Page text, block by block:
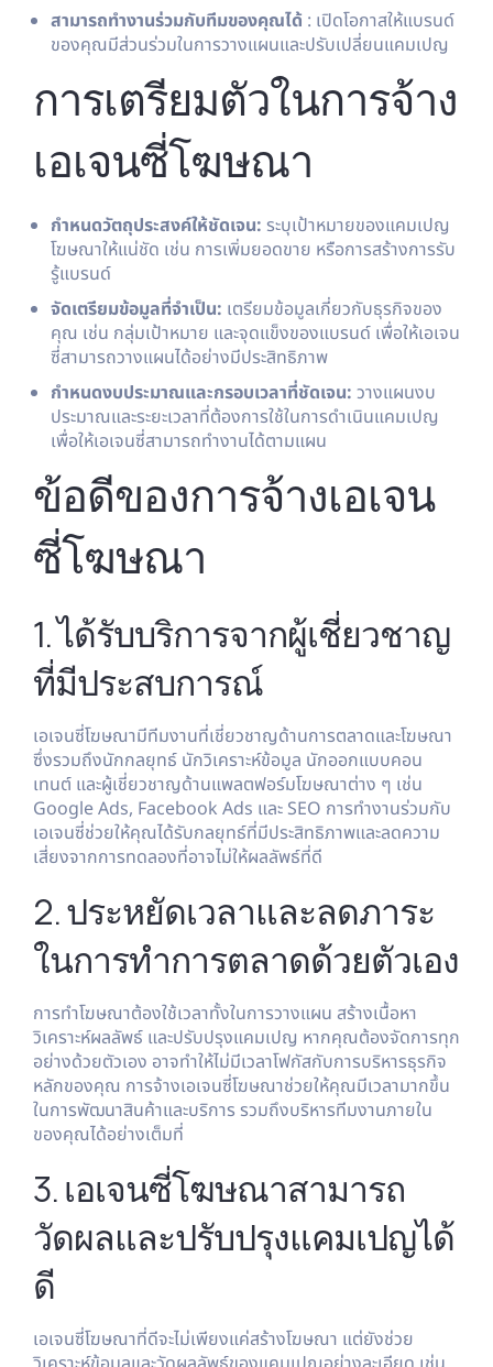
สามารถทำงานร่วมกับทีมของคุณได้ : เปิดโอกาสให้แบรนด์
ของคุณมีส่วนร่วมในการวางแผนและปรับเปลี่ยนแคมเปญ
การเตรียมตัวในการจ้าง
เอเจนซี่โฆษณา
กำหนดวัตถุประสงค์ให้ชัดเจน: ระบุเป้าหมายของแคมเปญ
โฆษณาให้แน่ชัด เช่น การเพิ่มยอดขาย หรือการสร้างการรับ
รู้แบรนด์
จัดเตรียมข้อมูลที่จำเป็น: เตรียมข้อมูลเกี่ยวกับธุรกิจของ
คุณ เช่น กลุ่มเป้าหมาย และจุดแข็งของแบรนด์ เพื่อให้เอเจน
ซี่สามารถวางแผนได้อย่างมีประสิทธิภาพ
กำหนดงบประมาณและกรอบเวลาที่ชัดเจน: วางแผนงบ
ประมาณและระยะเวลาที่ต้องการใช้ในการดำเนินแคมเปญ
เพื่อให้เอเจนซี่สามารถทำงานได้ตามแผน
ข้อดีของการจ้างเอเจน
ซี่โฆษณา
1. ได้รับบริการจากผู้เชี่ยวชาญ
ที่มีประสบการณ์
เอเจนซี่โฆษณามีทีมงานที่เชี่ยวชาญด้านการตลาดและโฆษณา
ซึ่งรวมถึงนักกลยุทธ์ นักวิเคราะห์ข้อมูล นักออกแบบคอน
เทนต์ และผู้เชี่ยวชาญด้านแพลตฟอร์มโฆษณาต่าง ๆ เช่น
Google Ads, Facebook Ads และ SEO การทำงานร่วมกับ
เอเจนซี่ช่วยให้คุณได้รับกลยุทธ์ที่มีประสิทธิภาพและลดความ
เสี่ยงจากการทดลองที่อาจไม่ให้ผลลัพธ์ที่ดี
2. ประหยัดเวลาและลดภาระ
ในการทำการตลาดด้วยตัวเอง
การทำโฆษณาต้องใช้เวลาทั้งในการวางแผน สร้างเนื้อหา
วิเคราะห์ผลลัพธ์ และปรับปรุงแคมเปญ หากคุณต้องจัดการทุก
อย่างด้วยตัวเอง อาจทำให้ไม่มีเวลาโฟกัสกับการบริหารธุรกิจ
หลักของคุณ การจ้างเอเจนซี่โฆษณาช่วยให้คุณมีเวลามากขึ้น
ในการพัฒนาสินค้าและบริการ รวมถึงบริหารทีมงานภายใน
ของคุณได้อย่างเต็มที่
3. เอเจนซี่โฆษณาสามารถ
วัดผลและปรับปรุงแคมเปญได้
ดี
เอเจนซี่โฆษณาที่ดีจะไม่เพียงแค่สร้างโฆษณา แต่ยังช่วย